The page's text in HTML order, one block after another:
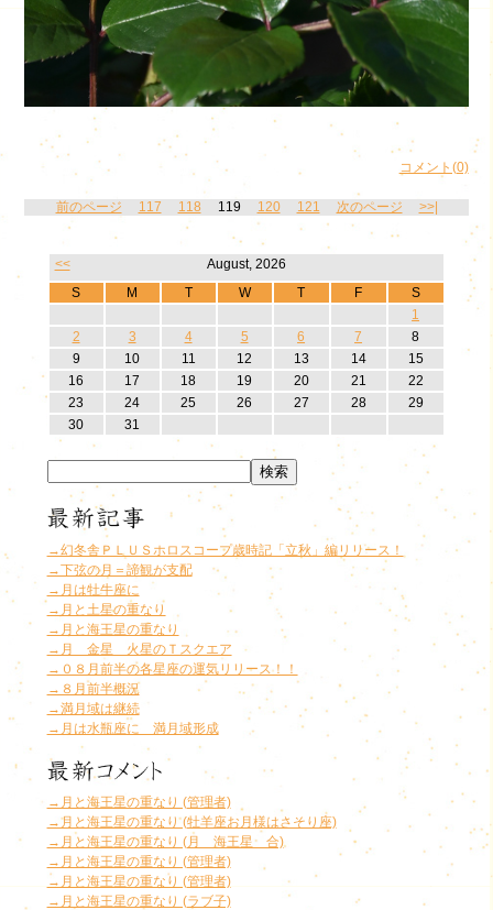
コメント(0)
前のページ 117 118 119 120 121 次のページ >>|
<<
August, 2026
S
M T W T F
S
1
2
3 4 5 6 7
8
9
10 11 12 13 14
15
16
17 18 19 20 21
22
23
24 25 26 27 28
29
30
31
→幻冬舎ＰＬＵＳホロスコープ歳時記「立秋」編リリース！
→下弦の月＝諦観が支配
→月は牡牛座に
→月と土星の重なり
→月と海王星の重なり
→月 金星 火星のＴスクエア
→０８月前半の各星座の運気リリース！！
→８月前半概況
→満月域は継続
→月は水瓶座に 満月域形成
→月と海王星の重なり (管理者)
→月と海王星の重なり (牡羊座お月様はさそり座)
→月と海王星の重なり (月 海王星 合)
→月と海王星の重なり (管理者)
→月と海王星の重なり (管理者)
→月と海王星の重なり (ラブ子)